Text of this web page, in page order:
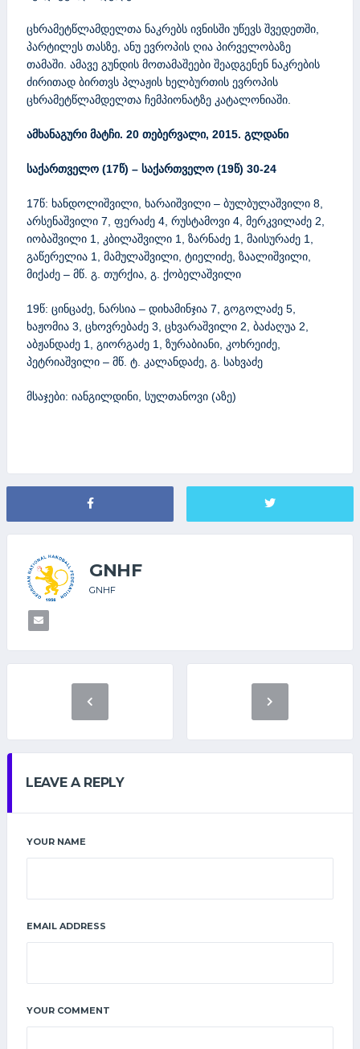
ცხრამეტწლამდელთა ნაკრებს ივნისში უწევს შვედეთში,
პარტილეს თასზე, ანუ ევროპის ღია პირველობაზე
თამაში. ამავე გუნდის მოთამაშეები შეადგენენ ნაკრების
ძირითად ბირთვს პლაჟის ხელბურთის ევროპის
ცხრამეტწლამდელთა ჩემპიონატზე კატალონიაში.
ამხანაგური მატჩი. 20 თებერვალი, 2015. გლდანი
საქართველო (17წ) – საქართველო (19წ) 30-24
17წ: ხანდოლიშვილი, ხარაიშვილი – ბულბულაშვილი 8,
არსენაშვილი 7, ფერაძე 4, რუსტამოვი 4, მერკვილაძე 2,
იობაშვილი 1, კბილაშვილი 1, ზარნაძე 1, მაისურაძე 1,
გაწერელია 1, მამულაშვილი, ტიელიძე, ზაალიშვილი,
მიქაძე – მწ. გ. თურქია, გ. ქობელაშვილი
19წ: ცინცაძე, ნარსია – დიხამინჯია 7, გოგოლაძე 5,
ხაჟომია 3, ცხოვრებაძე 3, ცხვარაშვილი 2, ბაძაღუა 2,
აბჟანდაძე 1, გიორგაძე 1, ზურაბიანი, კოხრეიძე,
პეტრიაშვილი – მწ. ტ. კალანდაძე, გ. სახვაძე
მსაჯები: იანგილდინი, სულთანოვი (აზე)
GNHF
GNHF
LEAVE A REPLY
YOUR NAME
EMAIL ADDRESS
YOUR COMMENT